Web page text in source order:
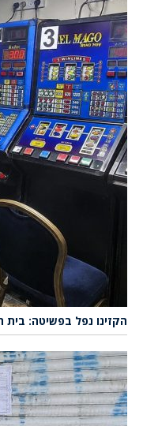
הקזינו נפל בפשיטה: בית